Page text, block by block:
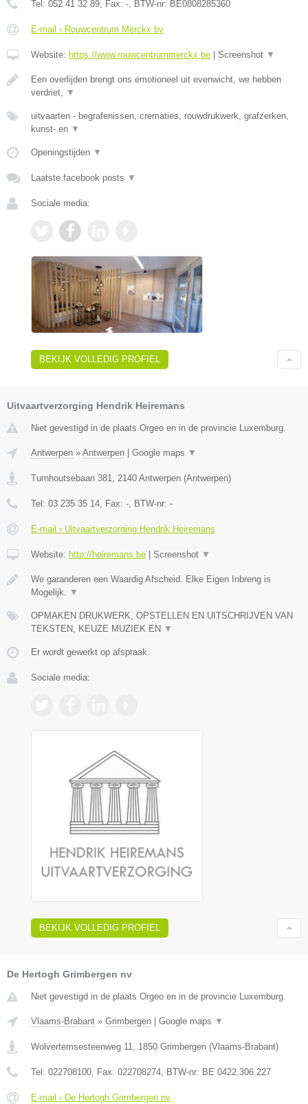
Tel: 052 41 32 89 , Fax: - , BTW-nr: BE0808285360
E-mail › Rouwcentrum Merckx bv
Website: https://www.rouwcentrummerckx.be | Screenshot ▼
Een overlijden brengt ons emotioneel uit evenwicht, we hebben
verdriet,
▼
uitvaarten - begrafenissen, crematies, rouwdrukwerk, grafzerken,
kunst- en ▼
Openingstijden ▼
Laatste facebook posts ▼
Sociale media:
BEKIJK VOLLEDIG PROFIEL
Uitvaartverzorging Hendrik Heiremans
Niet gevestigd in de plaats Orgeo en in de provincie Luxemburg.
Antwerpen » Antwerpen Google maps ▼
Turnhoutsebaan 381 2140 Antwerpen (Antwerpen)
Tel: 03 235 35 14 , Fax: - , BTW-nr: -
E-mail › Uitvaartverzorging Hendrik Heiremans
Website: http://heiremans.be Screenshot ▼
We garanderen een Waardig Afscheid. Elke Eigen Inbreng is
Mogelijk.
▼
OPMAKEN DRUKWERK, OPSTELLEN EN UITSCHRIJVEN VAN
TEKSTEN, KEUZE MUZIEK EN ▼
Er wordt gewerkt op afspraak.
Sociale media:
BEKIJK VOLLEDIG PROFIEL
De Hertogh Grimbergen nv
Niet gevestigd in de plaats Orgeo en in de provincie Luxemburg.
Vlaams-Brabant » Grimbergen Google maps ▼
Wolvertemsesteenweg 11 1850 Grimbergen (Vlaams-Brabant)
Tel: 022708100 , Fax: 022708274 , BTW-nr: BE 0422.306.227
E-mail › De Hertogh Grimbergen nv